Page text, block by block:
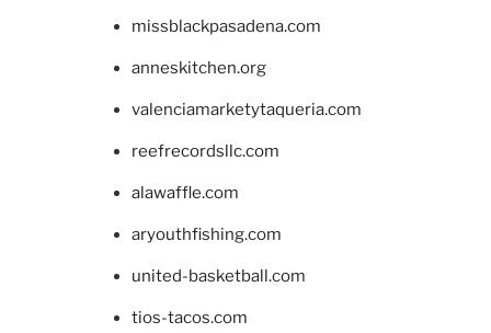
missblackpasadena.com
anneskitchen.org
valenciamarketytaqueria.com
reefrecordsllc.com
alawaffle.com
aryouthfishing.com
united-basketball.com
tios-tacos.com